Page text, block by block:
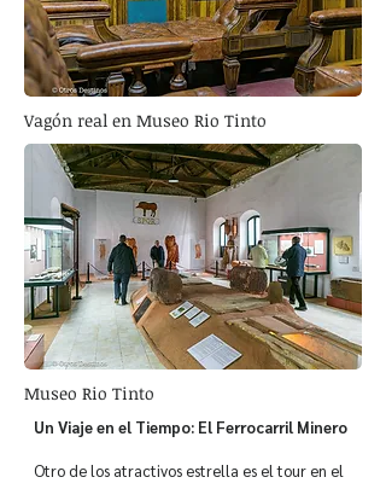
Vagón real en Museo Rio Tinto
Museo Rio Tinto
Un Viaje en el Tiempo: El Ferrocarril Minero
Otro de los atractivos estrella es el tour en el